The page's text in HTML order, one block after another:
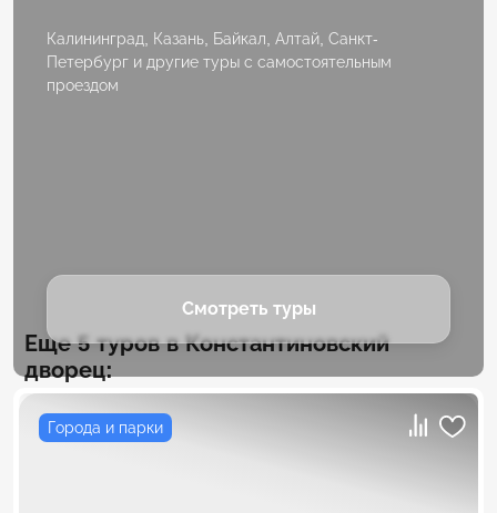
Калининград, Казань, Байкал, Алтай, Санкт-
Петербург и другие туры с самостоятельным
проездом
Смотреть туры
Еще 5 туров в Константиновский
дворец:
Города и парки